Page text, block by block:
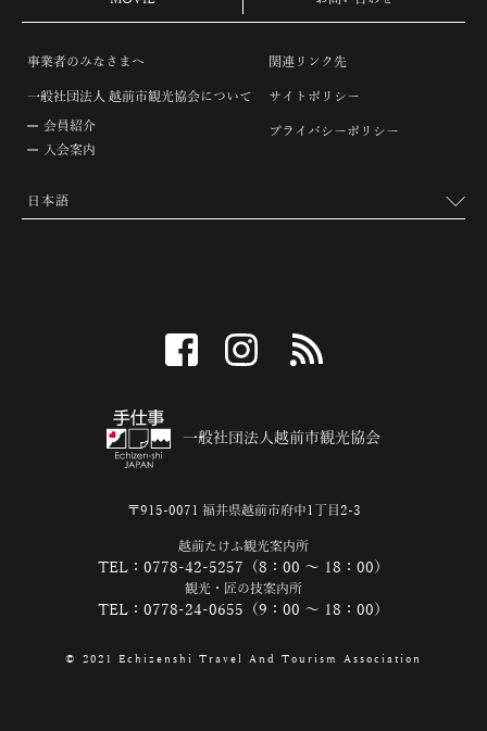
事業者のみなさまへ
一般社団法人 越前市観光協会について
会員紹介
入会案内
関連リンク先
サイトポリシー
プライバシーポリシー
facebook instagram
一般社団法人越前市観光協会
〒915-0071 福井県越前市府中1丁目2-3
越前たけふ観光案内所
TEL：0778-42-5257（8：00 ～ 18：00）
観光・匠の技案内所
TEL：0778-24-0655（9：00 ～ 18：00）
© 2021 Echizenshi Travel And Tourism Association